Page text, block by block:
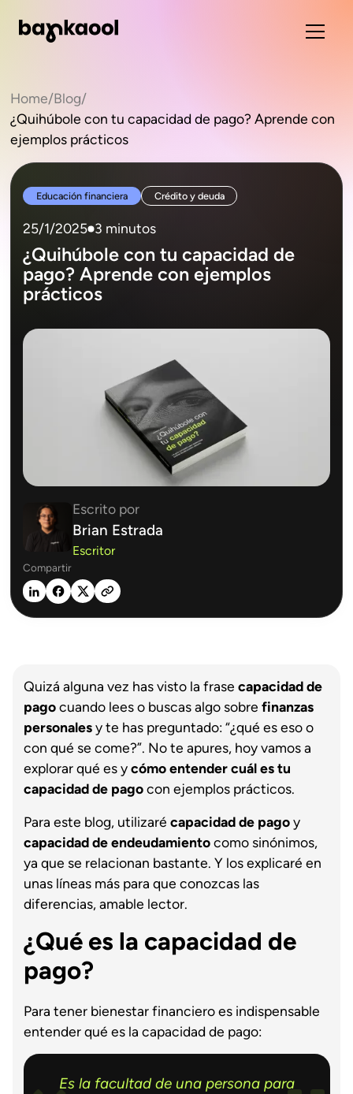
Home/Blog/
¿Quihúbole con tu capacidad de pago? Aprende con
ejemplos prácticos
Educación financiera Crédito y deuda
25/1/2025 3 minutos
¿Quihúbole con tu capacidad de
pago? Aprende con ejemplos
prácticos
Escrito por
Brian Estrada
Escritor
Compartir
Quizá alguna vez has visto la frase capacidad de
pagocuando lees o buscas algo sobre finanzas
personalesy te has preguntado: “¿qué es eso o
con qué se come?”. No te apures, hoy vamos a
explorar qué es ycómo entender cuál es tu
capacidad de pagocon ejemplos prácticos.
Para este blog, utilizaré capacidad de pagoy
capacidad de endeudamientocomo sinónimos,
ya que se relacionan bastante. Y los explicaré en
unas líneas más para que conozcas las
diferencias, amable lector.
¿Qué es la capacidad de
pago?
Para tener bienestar financiero es indispensable
entender qué es la capacidad de pago:
Es la facultad de una persona para